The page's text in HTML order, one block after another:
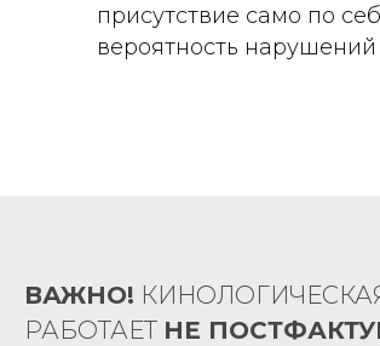
присутствие само по
вероятность нарушений
ВАЖНО!
РАБОТАЕТ НЕ